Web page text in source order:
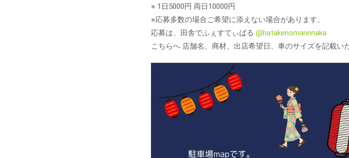
※ 1日5000円 両日10000円
※応募多数の場合ご希望に添えない場合があります。
応募は、田舎でふぇすてぃばる@hatakenomannnaka
こちらへ 店舗名、商材、出店希望日、車のサイズを記載い